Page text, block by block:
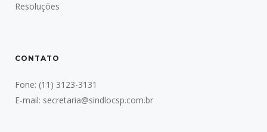
Resoluções
CONTATO
Fone: (11) 3123-3131
E-mail: secretaria@sindlocsp.com.br